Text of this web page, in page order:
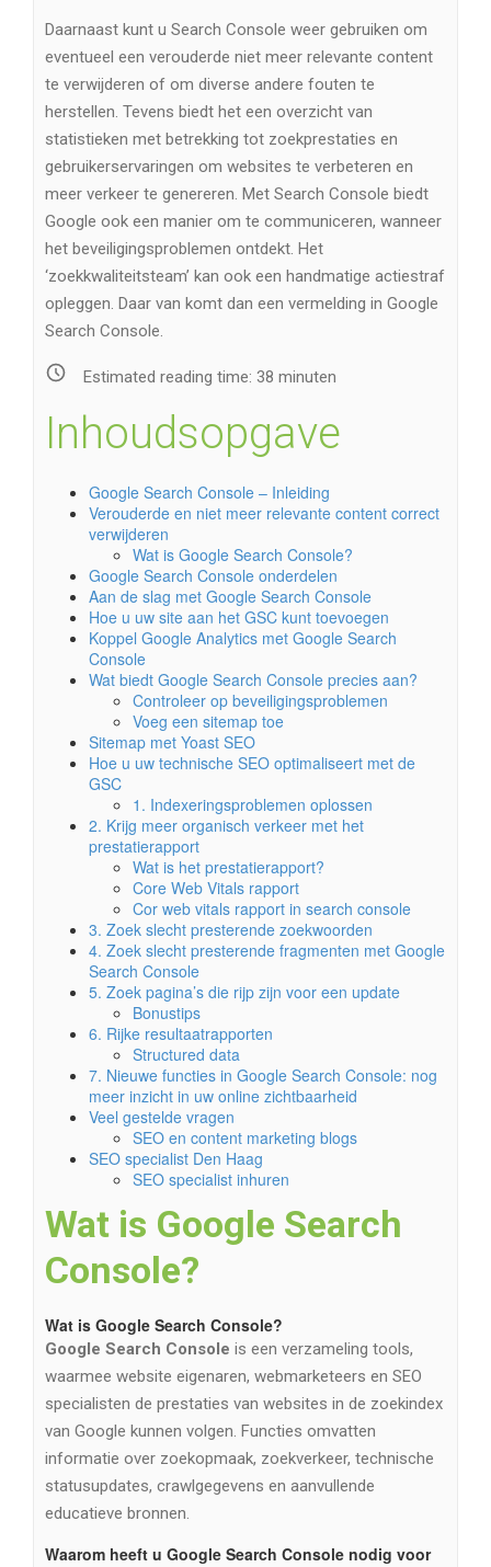
Daarnaast kunt u Search Console weer gebruiken om
eventueel een verouderde niet meer relevante content
te verwijderen of om diverse andere fouten te
herstellen. Tevens biedt het een overzicht van
statistieken met betrekking tot zoekprestaties en
gebruikerservaringen om websites te verbeteren en
meer verkeer te genereren. Met Search Console biedt
Google ook een manier om te communiceren, wanneer
het beveiligingsproblemen ontdekt. Het
‘zoekkwaliteitsteam’ kan ook een ​​handmatige actiestraf
opleggen. Daar van komt dan een vermelding in Google
Search Console.
Estimated reading time: 38 minuten
Inhoudsopgave
Google Search Console – Inleiding
Verouderde en niet meer relevante content correct
verwijderen
Wat is Google Search Console?
Google Search Console onderdelen
Aan de slag met Google Search Console
Hoe u uw site aan het GSC kunt toevoegen
Koppel Google Analytics met Google Search
Console
Wat biedt Google Search Console precies aan?
Controleer op beveiligingsproblemen
Voeg een sitemap toe
Sitemap met Yoast SEO
Hoe u uw technische SEO optimaliseert met de
GSC
1. Indexeringsproblemen oplossen
2. Krijg meer organisch verkeer met het
prestatierapport
Wat is het prestatierapport?
Core Web Vitals rapport
Cor web vitals rapport in search console
3. Zoek slecht presterende zoekwoorden
4. Zoek slecht presterende fragmenten met Google
Search Console
5. Zoek pagina’s die rijp zijn voor een update
Bonustips
6. Rijke resultaatrapporten
Structured data
7. Nieuwe functies in Google Search Console: nog
meer inzicht in uw online zichtbaarheid
Veel gestelde vragen
SEO en content marketing blogs
SEO specialist Den Haag
SEO specialist inhuren
Wat is Google Search
Console?
Wat is Google Search Console?
Google Search Console is een verzameling tools,
waarmee website eigenaren, webmarketeers en SEO
specialisten de prestaties van websites in de zoekindex
van Google kunnen volgen. Functies omvatten
informatie over zoekopmaak, zoekverkeer, technische
statusupdates, crawlgegevens en aanvullende
educatieve bronnen.
Waarom heeft u Google Search Console nodig voor